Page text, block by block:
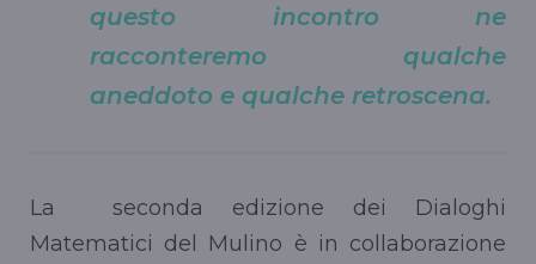
questo incontro ne
racconteremo qualche
aneddoto e qualche retroscena.
La seconda edizione dei Dialoghi
Matematici del Mulino è in collaborazione